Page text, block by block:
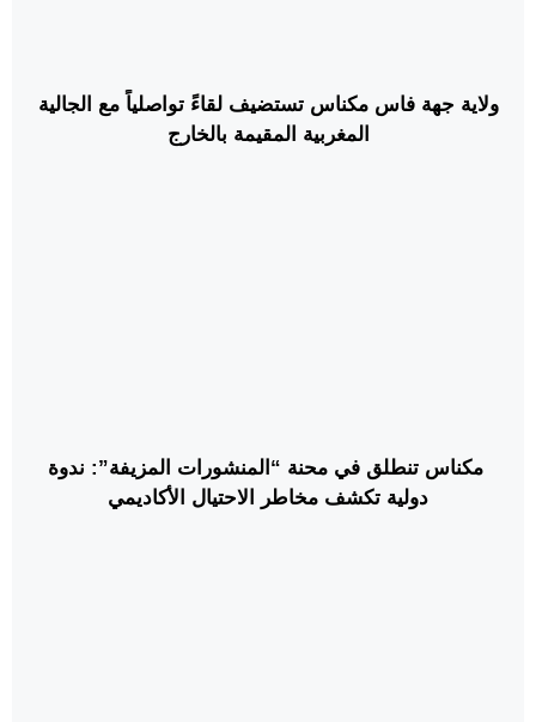
ولاية جهة فاس مكناس تستضيف لقاءً تواصلياً مع الجالية
المغربية المقيمة بالخارج
مكناس تنطلق في محنة “المنشورات المزيفة”: ندوة
دولية تكشف مخاطر الاحتيال الأكاديمي